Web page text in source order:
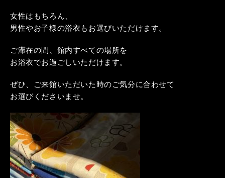
女性はもちろん、
男性やお子様の浴衣もお選びいただけます。
ご滞在の間、館内すべての場所を
お浴衣でお過ごしいただけます。
ぜひ、ご来館いただいた時のご気分に合わせて
お選びくださいませ。